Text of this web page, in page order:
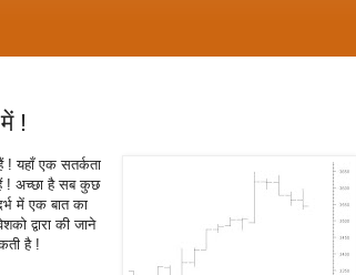
!
! यहाँ एक सतर्कता
! अच्छा है सब कुछ
में एक बात का
द्वारा की जाने
है !